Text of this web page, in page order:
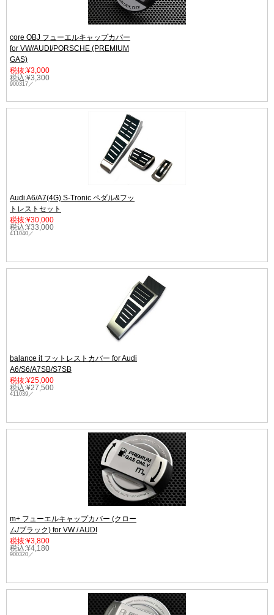
core OBJ フューエルキャップカバー
for VW/AUDI/PORSCHE (PREMIUM
GAS)
税抜:¥3,000
税込:¥3,300
900317／
Audi A6/A7(4G) S-Tronic ペダル&フッ
トレストセット
税抜:¥30,000
税込:¥33,000
411040／
balance it フットレストカバー for Audi
A6/S6/A7SB/S7SB
税抜:¥25,000
税込:¥27,500
411039／
m+ フューエルキャップカバー (クロー
ム/ブラック) for VW / AUDI
税抜:¥3,800
税込:¥4,180
900320／